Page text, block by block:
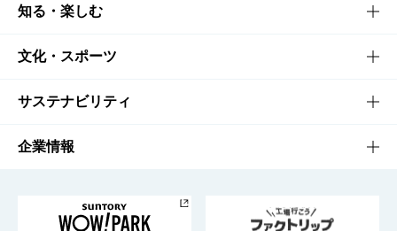
商品TOP
商品一覧
商品発売情報
栄養成分一覧
知る・楽しむ
知る・楽しむTOP
キャンペーン
工場見学
文化・スポーツ
文化・スポーツTOP
サントリーホール
サステナビリティ
サステナビリティTOP
企業情報